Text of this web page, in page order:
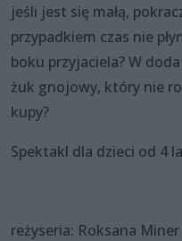
jeśli jest się małą,
przypadkiem czas nie
boku przyjaciela? W
żuk gnojowy, który nie
kupy?
Spektakl dla dzieci od 4
reżyseria: Roksana Miner